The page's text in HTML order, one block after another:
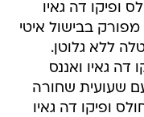
ופיקו דה גאיו
מפורק בבישול איטי
ללא גלוטן.
דה גאיו ואננס
שעועית שחורה
ופיקו דה גאיו